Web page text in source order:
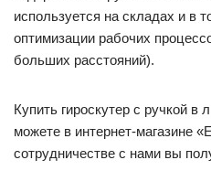
используется на складах и в
оптимизации рабочих
больших расстояний).
Купить гироскутер с ручкой
можете в интернет-магазине
сотрудничестве с нами вы